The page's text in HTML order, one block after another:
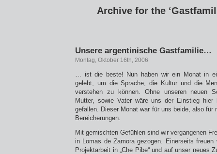
Archive for the
Unsere argentinische Gastfamilie…
Montag, Oktober 16th, 2006
… ist die beste! Nun haben wir ein Monat in
gelebt, um die Sprache, die Kultur und die
verstehen zu können. Ohne unseren neuen
Mutter, sowie Vater wäre uns der Einstieg
gefallen. Dieser Monat war für uns beide, also für
Bereicherungen.
Mit gemischten Gefühlen sind wir vergangenen
in Lomas de Zamora gezogen. Einerseits
Projektarbeit in „Che Pibe“ und auf unser neues